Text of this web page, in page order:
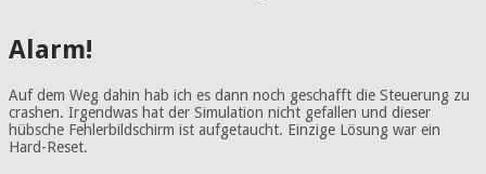
Alarm!
Auf dem Weg dahin hab ich es dann noch geschafft die Steuerung zu
crashen. Irgendwas hat der Simulation nicht gefallen und dieser
hübsche Fehlerbildschirm ist aufgetaucht. Einzige Lösung war ein
Hard-Reset.